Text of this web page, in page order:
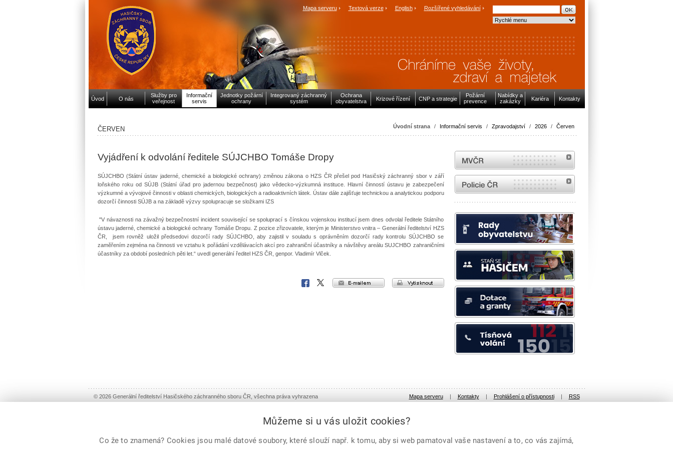
Mapa serveru Textová verze English Rozšířené vyhledávání
Úvod O nás
Služby pro
veřejnost
Informační
servis
Jednotky požární
ochrany
Integrovaný záchranný
systém
Ochrana
obyvatelstva
Krizové řízení CNP a strategie
Požární
prevence
Nabídky a
zakázky
Kariéra Kontakty
Úvodní strana / Informační servis / Zpravodajství / 2026 / Červen
ČERVEN
Vyjádření k odvolání ředitele SÚJCHBO Tomáše Dropy
SÚJCHBO (Státní ústav jaderné, chemické a biologické ochrany) změnou zákona o HZS ČR přešel pod Hasičský záchranný sbor v září
loňského roku od SÚJB (Státní úřad pro jadernou bezpečnost) jako vědecko-výzkumná instituce. Hlavní činností ústavu je zabezpečení
výzkumné a vývojové činnosti v oblasti chemických, biologických a radioaktivních látek. Ústav dále zajišťuje technickou a analytickou podporu
dozorčí činnosti SÚJB a na základě výzvy spolupracuje se složkami IZS
"V návaznosti na závažný bezpečnostní incident související se spoluprací s čínskou vojenskou institucí jsem dnes odvolal ředitele Státního
ústavu jaderné, chemické a biologické ochrany Tomáše Dropu. Z pozice zřizovatele, kterým je Ministerstvo vnitra – Generální ředitelství HZS
ČR, jsem rovněž uložil předsedovi dozorčí rady SÚJCHBO, aby zajistil v souladu s oprávněním dozorčí rady kontrolu SÚJCHBO se
zaměřením zejména na činnosti ve vztahu k pořádání vzdělávacích akcí pro zahraniční účastníky a návštěvy areálu SUJCHBO zahraničními
účastníky za období posledních pěti let.“ uvedl generální ředitel HZS ČR, genpor. Vladimír Vlček.
vytisknout
e-mailem
X
Facebook
MVČR
internetové stránky Policie ČR
© 2026 Generální ředitelství Hasičského záchranného sboru ČR, všechna práva vyhrazena Mapa serveru | Kontakty | Prohlášení o přístupnosti | RSS
Můžeme si u vás uložit cookies?
Co že to znamená? Cookies jsou malé datové soubory, které slouží např. k tomu, aby si web pamatoval vaše nastavení a to, co vás zajímá,